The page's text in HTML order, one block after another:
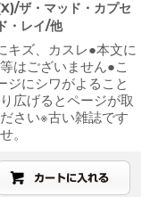
ザ・マッド・カプセ
・レイ/他
キズ、カスレ●本文に
はございません●こ
ジにシワがよること
広げるとページが取
さい※古い雑誌です
。